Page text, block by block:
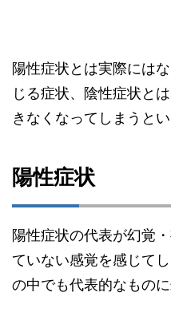
陽性症状とは実際には
じる症状、陰性症状と
きなくなってしまうとい
陽性症状
陽性症状の代表が幻覚
ていない感覚を感じて
の中でも代表的なものに